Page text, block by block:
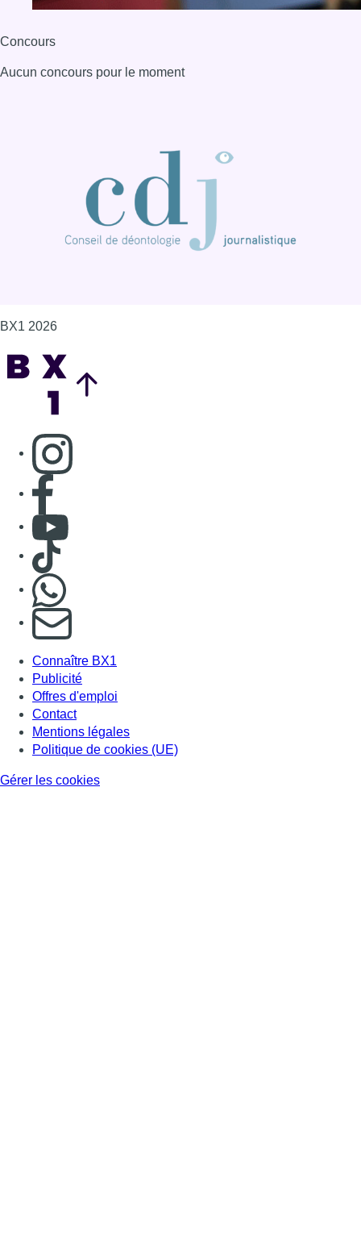
Concours
Aucun concours pour le moment
BX1 2026
Consulter page Instagram
Consulter page Facebook
Consulter Youtube
Consulter TikTok
S'abonner à notre newsletter
Connaître BX1
Publicité
Offres d'emploi
Contact
Mentions légales
Politique de cookies (UE)
Gérer les cookies